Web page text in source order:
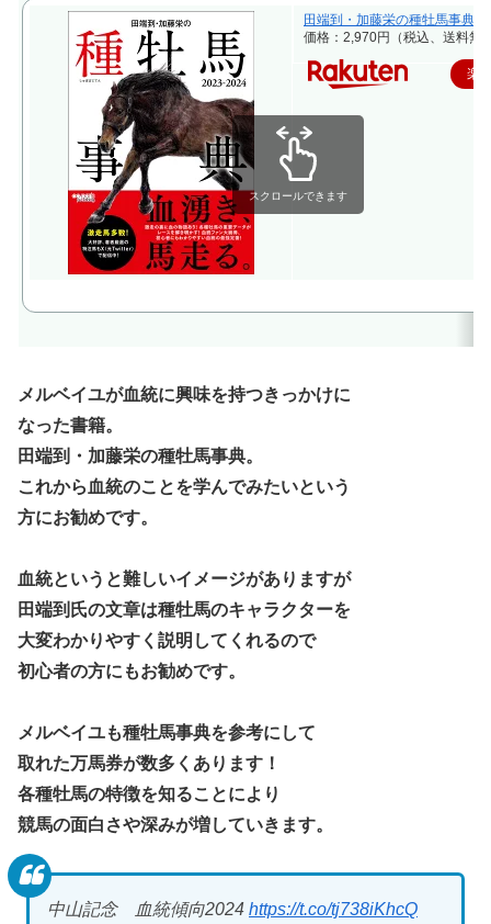
田端到・加藤栄の種牡馬事典
価格：2,970円（税込、送料無
楽
スクロールできます
メルベイユが血統に興味を持つきっかけに
なった書籍。
田端到・加藤栄の種牡馬事典。
これから血統のことを学んでみたいという
方にお勧めです。
血統というと難しいイメージがありますが
田端到氏の文章は種牡馬のキャラクターを
大変わかりやすく説明してくれるので
初心者の方にもお勧めです。
メルベイユも種牡馬事典を参考にして
取れた万馬券が数多くあります！
各種牡馬の特徴を知ることにより
競馬の面白さや深みが増していきます。
中山記念 血統傾向2024 https://t.co/tj738iKhcQ